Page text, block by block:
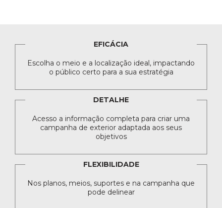
EFICÁCIA
Escolha o meio e a localização ideal, impactando
o público certo para a sua estratégia
DETALHE
Acesso a informação completa para criar uma
campanha de exterior adaptada aos seus
objetivos
FLEXIBILIDADE
Nos planos, meios, suportes e na campanha que
pode delinear